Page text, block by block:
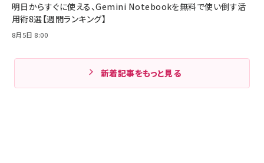
明日からすぐに使える、Gemini Notebookを無料で使い倒す活
用術8選【週間ランキング】
8月5日 8:00
新着記事をもっと見る